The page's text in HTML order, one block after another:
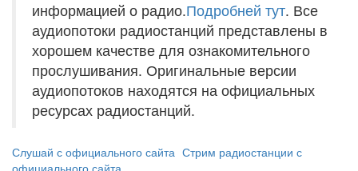
информацией о радио.Подробней тут. Все
аудиопотоки радиостанций представлены в
хорошем качестве для ознакомительного
прослушивания. Оригинальные версии
аудиопотоков находятся на официальных
ресурсах радиостанций.
Слушай с официального сайта Стрим радиостанции с
официального сайта